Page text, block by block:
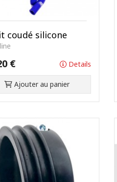
coudé silicone
€ Details
Ajouter au panier